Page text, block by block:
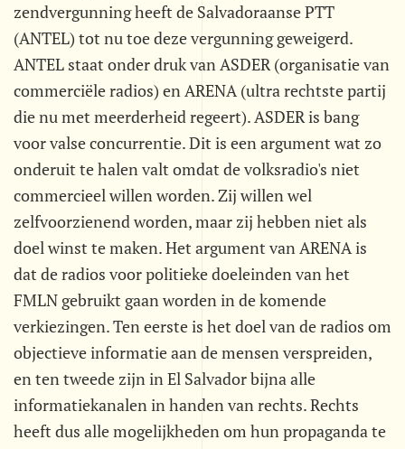
zendvergunning heeft de Salvadoraanse PTT
(ANTEL) tot nu toe deze vergunning geweigerd.
ANTEL staat onder druk van ASDER (organisatie van
commerciële radios) en ARENA (ultra rechtste partij
die nu met meerderheid regeert). ASDER is bang
voor valse concurrentie. Dit is een argument wat zo
onderuit te halen valt omdat de volksradio's niet
commercieel willen worden. Zij willen wel
zelfvoorzienend worden, maar zij hebben niet als
doel winst te maken. Het argument van ARENA is
dat de radios voor politieke doeleinden van het
FMLN gebruikt gaan worden in de komende
verkiezingen. Ten eerste is het doel van de radios om
objectieve informatie aan de mensen verspreiden,
en ten tweede zijn in El Salvador bijna alle
informatiekanalen in handen van rechts. Rechts
heeft dus alle mogelijkheden om hun propaganda te